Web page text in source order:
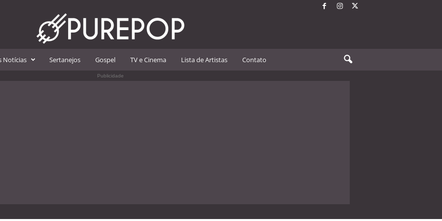
Notícias Sertanejos Gospel TV e Cinema Lista de Artistas Contato
Publicidade